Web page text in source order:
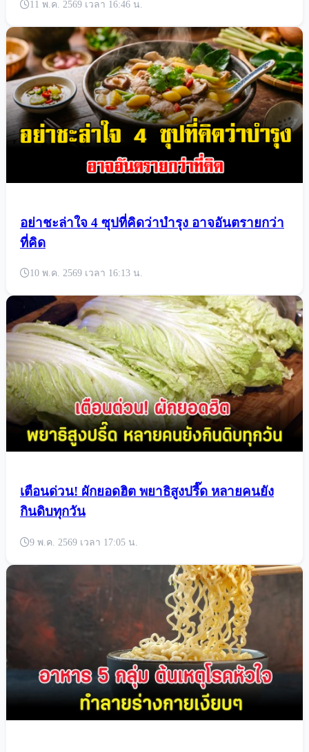
11 พ.ค. 2569 เวลา 16:46 น.
อย่าชะล่าใจ 4 ซุปที่คิดว่าบำรุง อาจอันตรายกว่า
ที่คิด
10 พ.ค. 2569 เวลา 16:13 น.
เตือนด่วน! ผักยอดฮิต พยาธิสูงปรี๊ด หลายคนยัง
กินดิบทุกวัน
9 พ.ค. 2569 เวลา 17:05 น.